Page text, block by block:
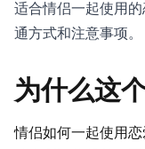
适合情侣一起使用
通方式和注意事项。
为什么这
情侣如何一起使用